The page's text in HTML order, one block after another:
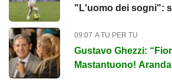
"L'uomo dei sogni":
09:07 A TU PER TU
Gustavo Ghezzi:
Mastantuono!